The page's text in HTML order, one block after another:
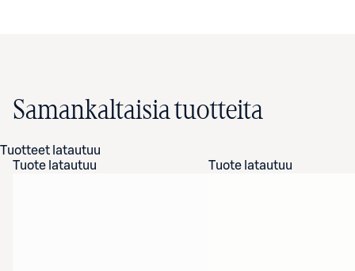
Samankaltaisia tuotteita
Tuotteet latautuu
Tuote latautuu
Tuote latautuu